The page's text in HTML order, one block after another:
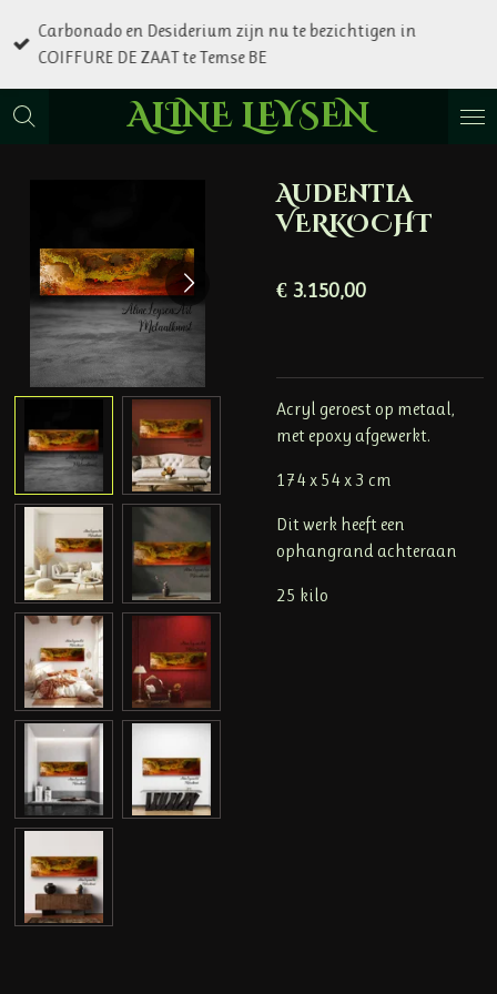
direct
de
hoofdinhoud
ALINE LEYSEN
Carbonado en Desiderium zijn nu te bezichtigen in
COIFFURE DE ZAAT te Temse BE
Audentia
VERKOCHT
€ 3.150,00
Acryl geroest op metaal,
met epoxy afgewerkt.
174 x 54 x 3 cm
Dit werk heeft een
ophangrand achteraan
25 kilo